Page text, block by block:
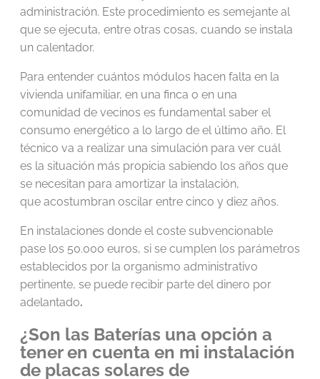
administración. Este procedimiento es semejante al
que se ejecuta, entre otras cosas, cuando se instala
un calentador.
Para entender cuántos módulos hacen falta en la
vivienda unifamiliar, en una finca o en una
comunidad de vecinos es fundamental saber el
consumo energético a lo largo de el último año. El
técnico va a realizar una simulación para ver cuál
es la situación más propicia sabiendo los años que
se necesitan para amortizar la instalación,
que acostumbran oscilar entre cinco y diez años.
En instalaciones donde el coste subvencionable
pase los 50.000 euros, si se cumplen los parámetros
establecidos por la organismo administrativo
pertinente, se puede recibir parte del dinero por
adelantado.
¿Son las Baterías una opción a
tener en cuenta en mi instalación
de placas solares de